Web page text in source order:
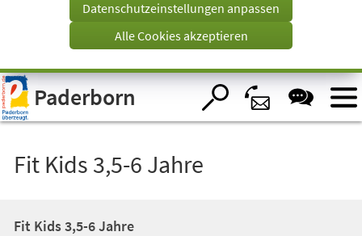
Visuelle
Assistenzsoftware
öffnen.
Tab)
Datenschutzeinstellungen anpassen
Alle Cookies akzeptieren
Paderborn
Fit Kids 3,5-6 Jahre
Fit Kids 3,5-6 Jahre